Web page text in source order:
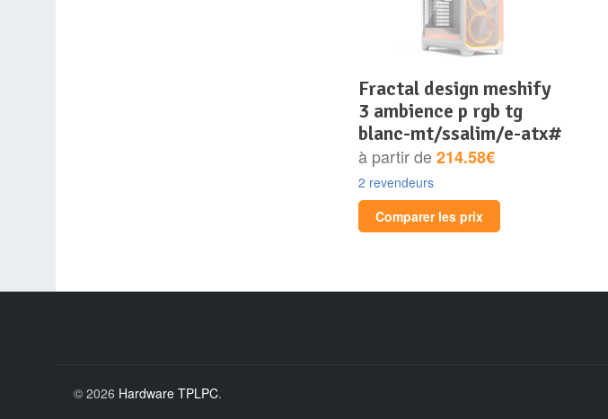
fractal design meshify
3 ambience p rgb tg
blanc-mt/ssalim/e-atx#
à partir de214.58€
2 revendeurs
Comparer les prix
© 2026 Hardware TPLPC.